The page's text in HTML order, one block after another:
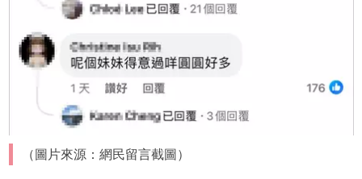
（圖片來源：網民留言截圖）